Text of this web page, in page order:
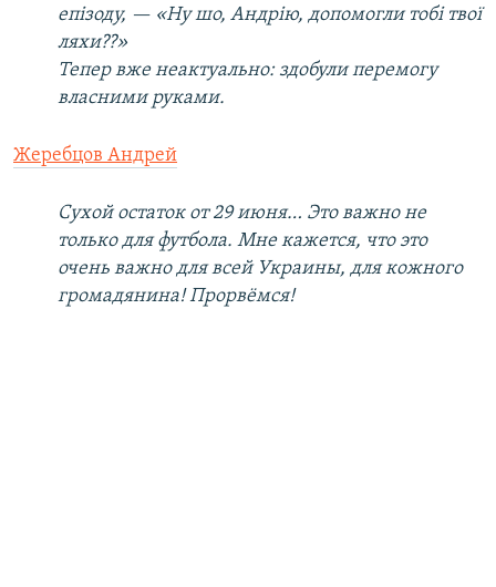
епізоду, — «Ну шо, Андрію, допомогли тобі твої
ляхи??»
Тепер вже неактуально: здобули перемогу
власними руками.
Жеребцов Андрей
Сухой остаток от 29 июня… Это важно не
только для футбола. Мне кажется, что это
очень важно для всей Украины, для кожного
громадянина! Прорвёмся!